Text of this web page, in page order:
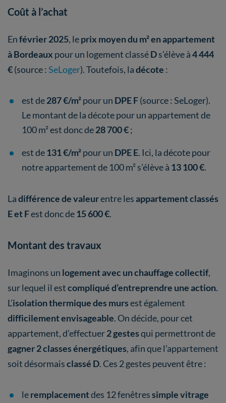
Coût à l’achat
Enfévrier 2025, leprix moyen du m² en appartement
à Bordeaux pour un logement classéDs’élève à4 444
€(source :SeLoger). Toutefois, ladécote :
est de287 €/m²pour un DPE F(source : SeLoger).
Le montant de la décote pour un appartement de
100 m² est donc de28 700 €;
est de131 €/m²pour un DPE E. Ici, la décote pour
notre appartement de 100 m² s’élève à 13 100 €.
Ladifférence de valeurentre lesappartement classés
E et Fest donc de15 600 €.
Montant des travaux
Imaginons un logement avec un chauffage collectif,
sur lequel il estcompliqué d’entreprendre une action.
L’isolation thermique des mursest également
difficilement envisageable. On décide, pour cet
appartement, d’effectuer2 gestesqui permettront de
gagner 2 classes énergétiques, afin que l’appartement
soit désormaisclassé D. Ces 2 gestes peuvent être :
leremplacementdes 12 fenêtressimple vitrage